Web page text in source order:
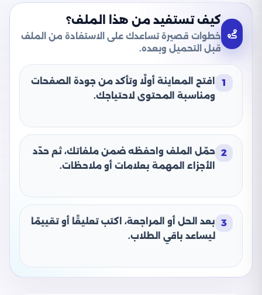
كيف تستفيد من هذا الملف؟
خطوات قصيرة تساعدك على الاستفادة من الملف
قبل التحميل وبعده.
1
افتح المعاينة أولًا وتأكد من جودة الصفحات
ومناسبة المحتوى لاحتياجك.
2 حمّل الملف واحفظه ضمن ملفاتك، ثم حدّد
الأجزاء المهمة بعلامات أو ملاحظات.
3
بعد الحل أو المراجعة، اكتب تعليقًا أو تقييمًا
ليساعد باقي الطلاب.